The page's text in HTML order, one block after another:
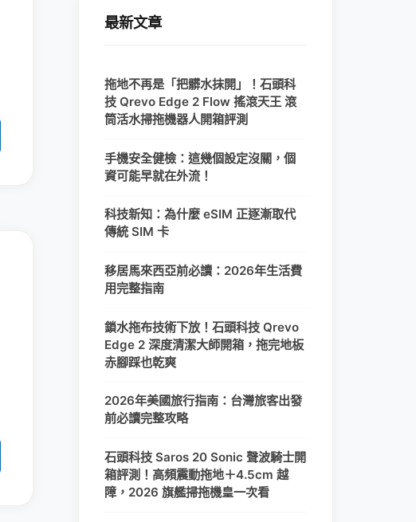
最新文章
拖地不再是「把髒水抹開」！石頭科
技 Qrevo Edge 2 Flow 搖滾天王 滾
筒活水掃拖機器人開箱評測
手機安全健檢：這幾個設定沒關，個
資可能早就在外流！
科技新知：為什麼 eSIM 正逐漸取代
傳統 SIM 卡
移居馬來西亞前必讀：2026年生活費
用完整指南
鎖水拖布技術下放！石頭科技 Qrevo
Edge 2 深度清潔大師開箱，拖完地板
赤腳踩也乾爽
2026年美國旅行指南：台灣旅客出發
前必讀完整攻略
石頭科技 Saros 20 Sonic 聲波騎士開
箱評測！高頻震動拖地＋4.5cm 越
障，2026 旗艦掃拖機皇一次看